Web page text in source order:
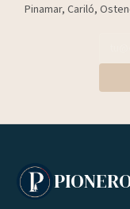
Pinamar, Cariló,